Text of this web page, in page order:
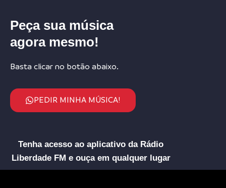
Peça sua música
agora mesmo!
Basta clicar no botão abaixo.
PEDIR MINHA MÚSICA!
Tenha acesso ao aplicativo da Rádio
Liberdade FM e ouça em qualquer lugar